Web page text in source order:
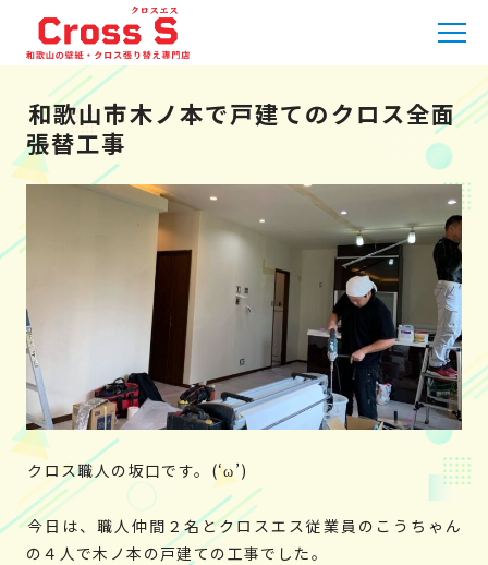
職人日記»和歌山市木ノ本で戸建てのクロス全面張
替工事
和歌山市木ノ本で戸建てのクロス全面
張替工事
クロス職人の坂口です。(‘ω’)
今日は、職人仲間２名とクロスエス従業員のこうちゃん
の４人で木ノ本の戸建ての工事でした。